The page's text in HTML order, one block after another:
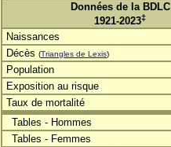
Données de la BDLC
1921-2023‡
Naissances
Décès (Triangles de Lexis)
Population
Exposition au risque
Taux de mortalité
Tables - Hommes
Tables - Femmes